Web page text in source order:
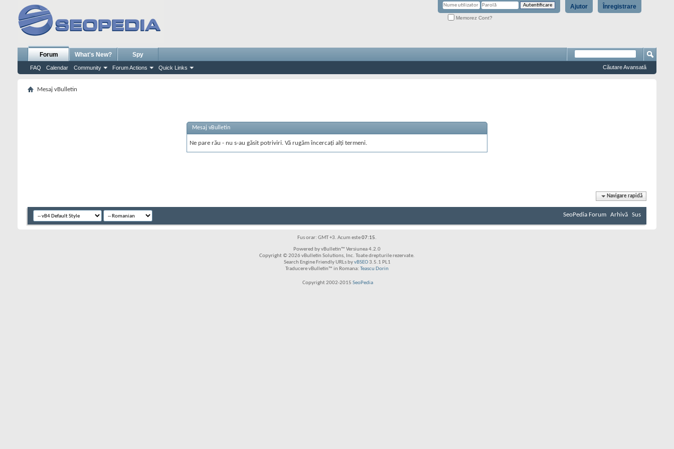
Înregistrare
Ajutor
Memorez Cont?
Forum
FAQ Calendar Community Forum Actions Quick Links
What's New? Spy
Căutare Avansată
Mesaj vBulletin
Mesaj vBulletin
Ne pare rău - nu s-au găsit potriviri. Vă rugăm încercați alți termeni.
Navigare rapidă
SeoPedia Forum Arhivă Sus
Fus orar: GMT +3. Acum este07:15.
Powered by vBulletin™ Versiunea 4.2.0
Copyright © 2026 vBulletin Solutions, Inc. Toate drepturile rezervate.
Search Engine Friendly URLs byvBSEO3.5.1 PL1
Traducere vBulletin™ in Romana: Teascu Dorin
Copyright 2002-2015 SeoPedia